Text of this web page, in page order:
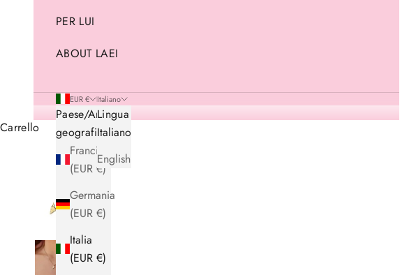
PER LUI
ABOUT LAEI
EUR €
Paese/Area
geografica
Francia
(EUR €)
Germania
(EUR €)
Italia
(EUR €)
Italiano
Lingua
Italiano
English
Carrello